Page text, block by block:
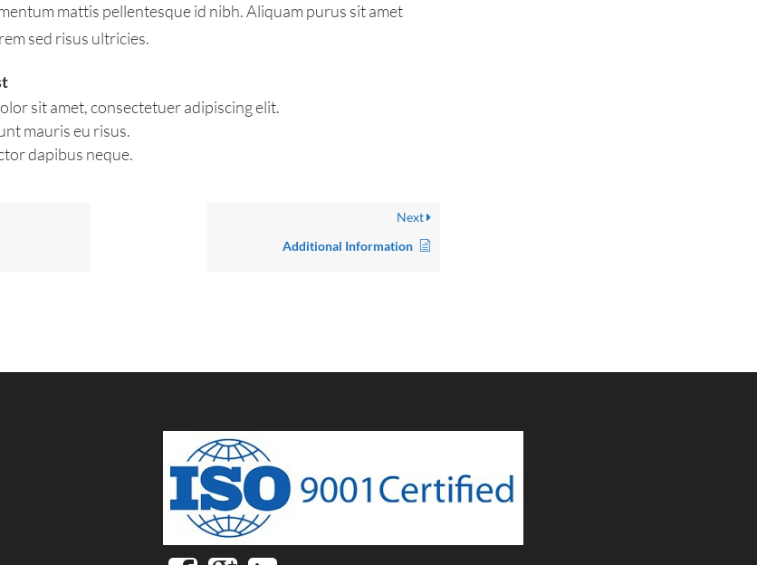
mattis pellentesque id nibh. Aliquam purus sit amet
sed risus ultricies.
sit amet, consectetuer adipiscing elit.
mauris eu risus.
dapibus neque.
Next
Additional Information